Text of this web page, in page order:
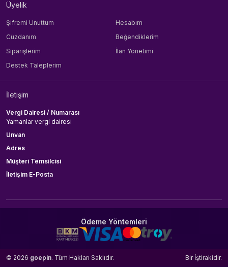
Üyelik
Şifremi Unuttum
Hesabım
Cüzdanım
Beğendiklerim
Siparişlerim
İlan Yönetimi
Destek Taleplerim
İletişim
Vergi Dairesi / Numarası
Yamanlar vergi dairesi
Unvan
Adres
Müşteri Temsilcisi
İletişim E-Posta
Ödeme Yöntemleri
© 2026 goepin. Tüm Hakları Saklıdır. Bir İştirakidir.